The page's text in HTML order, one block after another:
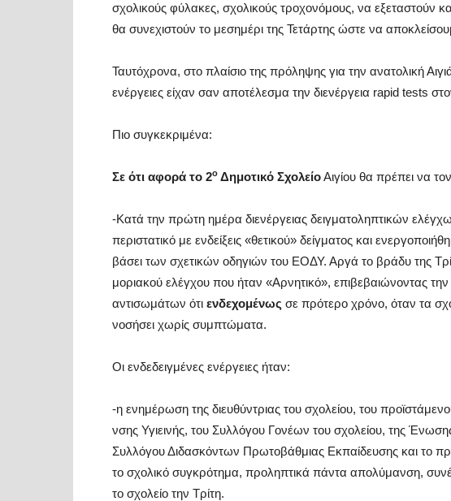
σχολικούς φύλακες, σχολικούς τροχονόμους, να εξεταστούν
θα συνεχιστούν το μεσημέρι της Τετάρτης ώστε να
Ταυτόχρονα, στο πλαίσιο της πρόληψης για την ανατολική
ενέργειες είχαν σαν αποτέλεσμα την διενέργεια rapid tests
Πιο συγκεκριμένα:
Σε ότι αφορά το 2ο Δημοτικό ΣχολείοΑιγίου θα πρέπει να
-Κατά την πρώτη ημέρα διενέργειας δειγματοληπτικών
περιστατικό με ενδείξεις «θετικού» δείγματος και
βάσει των σχετικών οδηγιών του ΕΟΔΥ. Αργά το βράδυ της
μοριακού ελέγχου που ήταν «Αρνητικό», επιβεβαιώνοντας την
αντισωμάτων ότι ενδεχομένως σε πρότερο χρόνο, όταν τα
νοσήσει χωρίς συμπτώματα.
Οι ενδεδειγμένες ενέργειες ήταν:
-η ενημέρωση της διευθύντριας του σχολείου, του
νσης Υγιεινής, του Συλλόγου Γονέων του σχολείου, της
Συλλόγου Διδασκόντων Πρωτοβάθμιας Εκπαίδευσης και το
το σχολικό συγκρότημα, προληπτικά πάντα απολύμανση,
το σχολείο την Τρίτη.